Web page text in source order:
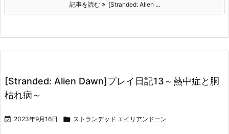
記事を読む [Stranded: Alien ...
[Stranded: Alien Dawn]プレイ日記13～熱中症と胴
枯れ病～
 2023年9月16日  ストランデッド エイリアンドーン